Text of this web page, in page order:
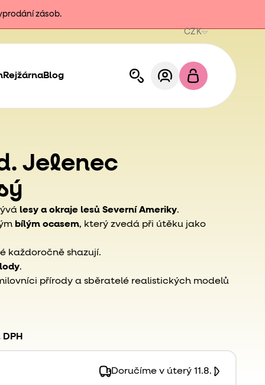
zásob.
CZK
RejžárnaBlog
Jelenec
lesy a okraje lesů Severní Ameriky.
bílým ocasem, který zvedá při útěku jako
každoročně shazují.
.
přírody a sběratelé realistických modelů
Doručíme v úterý 11.8.